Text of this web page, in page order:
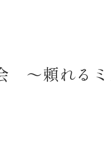
～頼れるミ